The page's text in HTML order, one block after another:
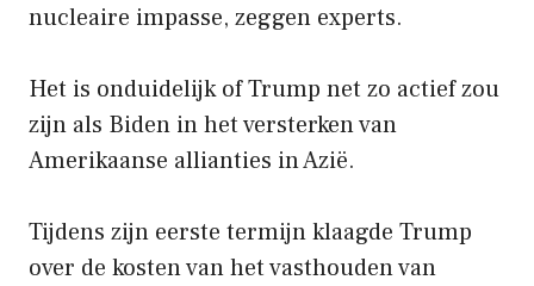
nucleaire impasse, zeggen experts.
Het is onduidelijk of Trump net zo actief zou
zijn als Biden in het versterken van
Amerikaanse allianties in Azië.
Tijdens zijn eerste termijn klaagde Trump
over de kosten van het vasthouden van